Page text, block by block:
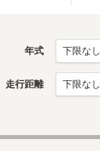
年式
走行距離